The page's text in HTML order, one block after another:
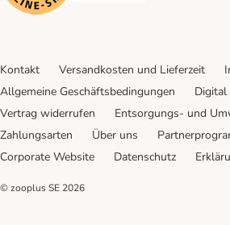
Kontakt Versandkosten und Lieferzeit
Allgemeine Geschäftsbedingungen
Digital
Vertrag widerrufen
Entsorgungs- und
Zahlungsarten
Über uns
Corporate Website
Datenschutz
© zooplus SE 2026